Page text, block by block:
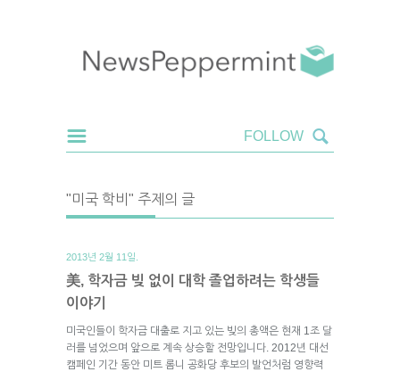
"미국 학비" 주제의 글
2013년 2월 11일.
美, 학자금 빚 없이 대학 졸업하려는 학생들
이야기
미국인들이 학자금 대출로 지고 있는 빚의 총액은 현재 1조 달
러를 넘었으며 앞으로 계속 상승할 전망입니다. 2012년 대선
캠페인 기간 동안 미트 롬니 공화당 후보의 발언처럼 영향력